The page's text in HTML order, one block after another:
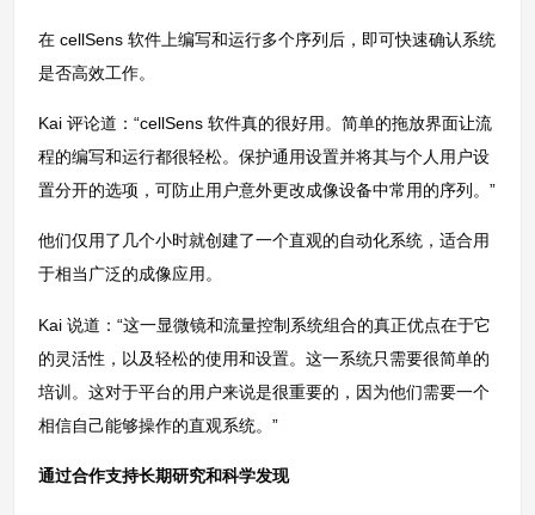
在 cellSens 软件上编写和运行多个序列后，即可快速确认系统
是否高效工作。
Kai 评论道：“cellSens 软件真的很好用。简单的拖放界面让流
程的编写和运行都很轻松。保护通用设置并将其与个人用户设
置分开的选项，可防止用户意外更改成像设备中常用的序列。”
他们仅用了几个小时就创建了一个直观的自动化系统，适合用
于相当广泛的成像应用。
Kai 说道：“这一显微镜和流量控制系统组合的真正优点在于它
的灵活性，以及轻松的使用和设置。这一系统只需要很简单的
培训。这对于平台的用户来说是很重要的，因为他们需要一个
相信自己能够操作的直观系统。”
通过合作支持长期研究和科学发现